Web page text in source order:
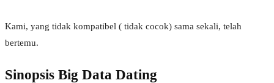
Kami, yang tidak kompatibel ( tidak cocok) sama sekali, telah
bertemu.
Sinopsis Big Data Dating